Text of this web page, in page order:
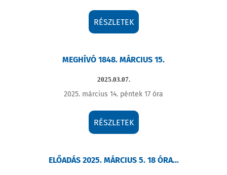
RÉSZLETEK
MEGHÍVÓ 1848. MÁRCIUS 15.
2025.03.07.
2025. március 14. péntek 17 óra
RÉSZLETEK
ELŐADÁS 2025. MÁRCIUS 5. 18 ÓRA...